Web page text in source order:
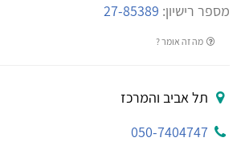
מספר רישיון: 27-85389
מה זה אומר ?
תל אביב והמרכז
050-7404747